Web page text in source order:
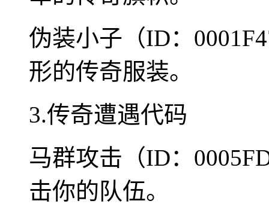
伪装小子（ID：
形的传奇服装。
3.传奇遭遇代码
马群攻击（ID：
击你的队伍。